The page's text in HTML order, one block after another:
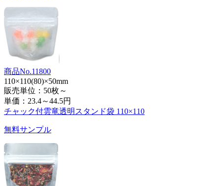
商品No.11800
110×110(80)×50mm
販売単位：50枚～
単価： 23.4～44.5円
チャック付雲竜透明スタンド袋 110×110
無料サンプル